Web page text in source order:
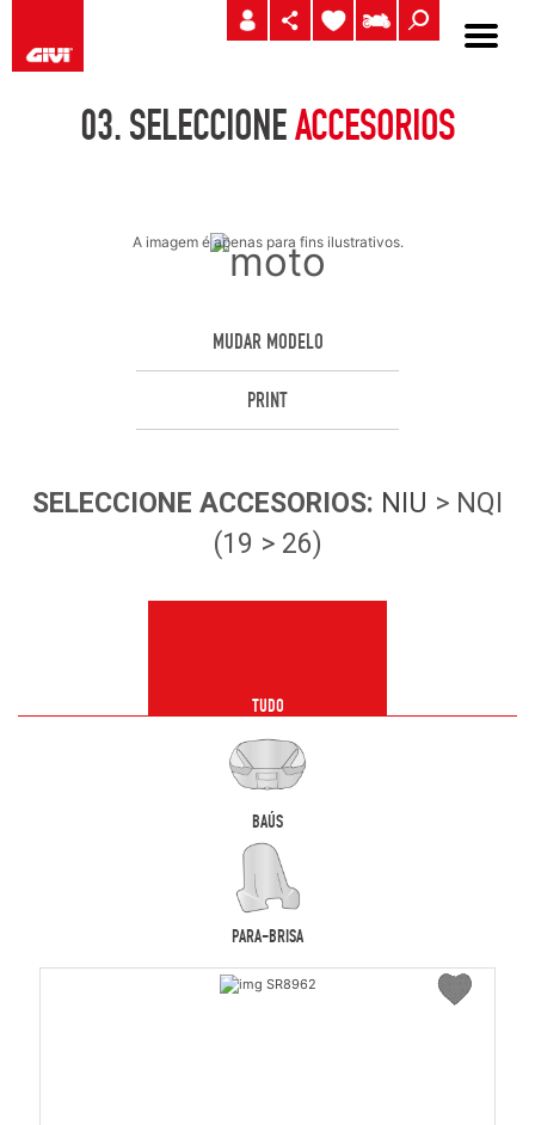
03.SELECCIONEACCESORIOS
A imagem é apenas para fins ilustrativos.
MUDAR MODELO
PRINT
SELECCIONE ACCESORIOS: NIU > NQI
(19 > 26)
TUDO
BAÚS
PARA-BRISA